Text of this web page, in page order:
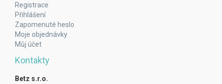
Registrace
Přihlášení
Zapomenuté heslo
Moje objednávky
Můj účet
Kontakty
Betz s.r.o.